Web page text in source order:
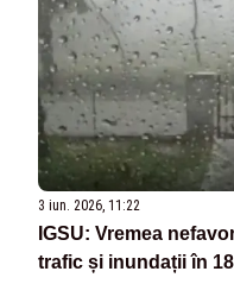
3 iun. 2026, 11:22
IGSU: Vremea
trafic și inundații în